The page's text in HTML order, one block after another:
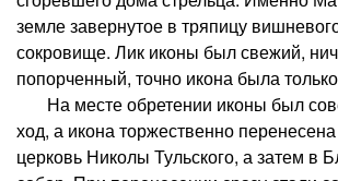
земле завернутое в тряпицу
сокровище. Лик иконы был свежий,
попорченный, точно икона была
На месте обретении иконы был
ход, а икона торжественно
церковь Николы Тульского, а затем в